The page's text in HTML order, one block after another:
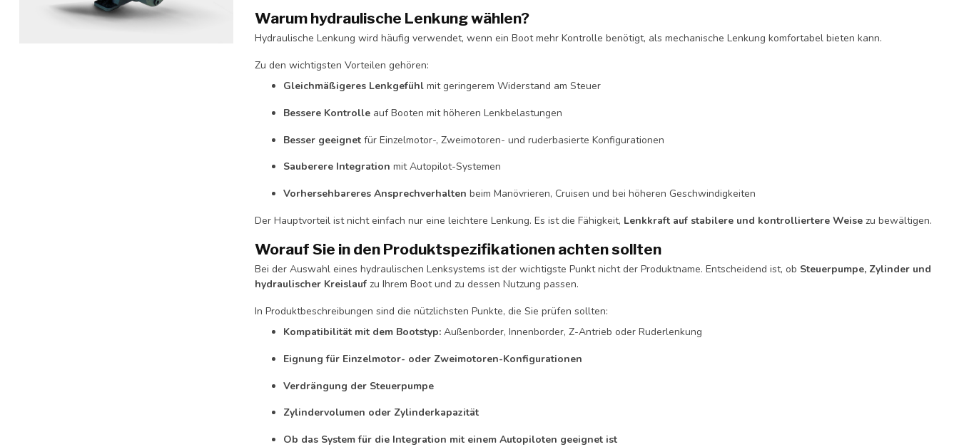
Warum hydraulische Lenkung wählen?
Hydraulische Lenkung wird häufig verwendet, wenn ein Boot mehr Kontrolle benötigt, als mechanische Lenkung komfortabel bieten kann.
Zu den wichtigsten Vorteilen gehören:
Gleichmäßigeres Lenkgefühl mit geringerem Widerstand am Steuer
Bessere Kontrolle auf Booten mit höheren Lenkbelastungen
Besser geeignet für Einzelmotor-, Zweimotoren- und ruderbasierte Konfigurationen
Sauberere Integration mit Autopilot-Systemen
Vorhersehbareres Ansprechverhalten beim Manövrieren, Cruisen und bei höheren Geschwindigkeiten
Der Hauptvorteil ist nicht einfach nur eine leichtere Lenkung. Es ist die Fähigkeit, Lenkkraft auf stabilere und kontrolliertere Weise zu bewältigen.
Worauf Sie in den Produktspezifikationen achten sollten
Bei der Auswahl eines hydraulischen Lenksystems ist der wichtigste Punkt nicht der Produktname. Entscheidend ist, ob Steuerpumpe, Zylinder und
hydraulischer Kreislauf zu Ihrem Boot und zu dessen Nutzung passen.
In Produktbeschreibungen sind die nützlichsten Punkte, die Sie prüfen sollten:
Kompatibilität mit dem Bootstyp: Außenborder, Innenborder, Z-Antrieb oder Ruderlenkung
Eignung für Einzelmotor- oder Zweimotoren-Konfigurationen
Verdrängung der Steuerpumpe
Zylindervolumen oder Zylinderkapazität
Ob das System für die Integration mit einem Autopiloten geeignet ist